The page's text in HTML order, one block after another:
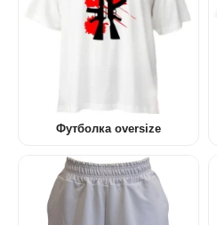
Футболка oversize